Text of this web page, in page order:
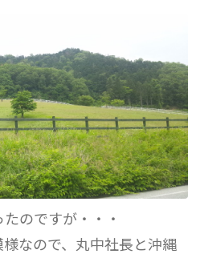
のですが・・・
なので、丸中社長と沖縄